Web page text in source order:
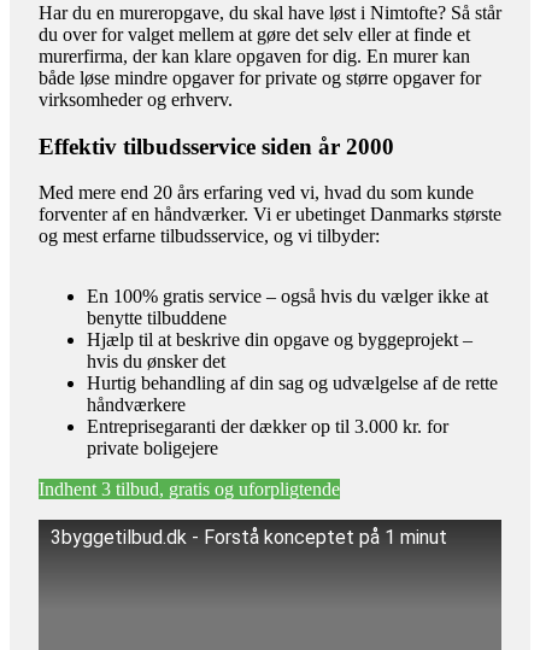
Har du en mureropgave, du skal have løst i Nimtofte? Så står
du over for valget mellem at gøre det selv eller at finde et
murerfirma, der kan klare opgaven for dig. En murer kan
både løse mindre opgaver for private og større opgaver for
virksomheder og erhverv.
Effektiv tilbudsservice siden år 2000
Med mere end 20 års erfaring ved vi, hvad du som kunde
forventer af en håndværker. Vi er ubetinget Danmarks største
og mest erfarne tilbudsservice, og vi tilbyder:
En 100% gratis service – også hvis du vælger ikke at
benytte tilbuddene
Hjælp til at beskrive din opgave og byggeprojekt –
hvis du ønsker det
Hurtig behandling af din sag og udvælgelse af de rette
håndværkere
Entreprisegaranti der dækker op til 3.000 kr. for
private boligejere
Indhent 3 tilbud, gratis og uforpligtende
3byggetilbud.dk - Forstå konceptet på 1 minut